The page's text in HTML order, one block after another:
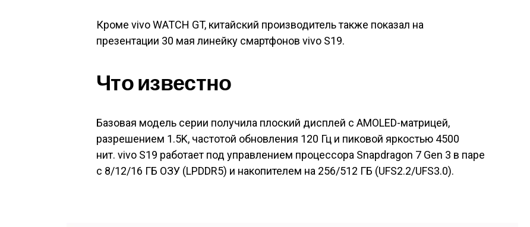
Кроме vivo WATCH GT, китайский производитель также показал на
презентации 30 мая линейку смартфонов vivo S19.
Что известно
Базовая модель серии получила плоский дисплей с AMOLED-матрицей,
разрешением 1.5K, частотой обновления 120 Гц и пиковой яркостью 4500
нит. vivo S19 работает под управлением процессора Snapdragon 7 Gen 3 в паре
с 8/12/16 ГБ ОЗУ (LPDDR5) и накопителем на 256/512 ГБ (UFS2.2/UFS3.0).